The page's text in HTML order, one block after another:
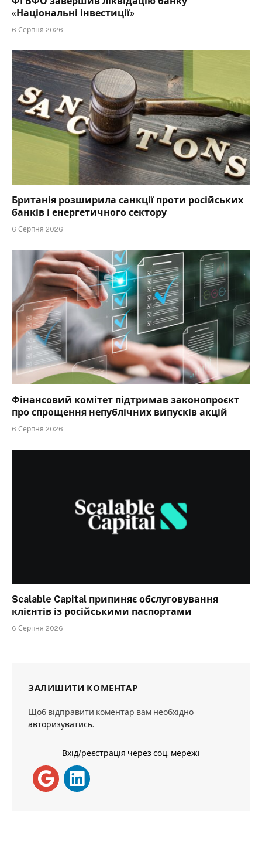
«Національні інвестиції»
6 Серпня 2026
Британія розширила санкції проти російських
банків і енергетичного сектору
6 Серпня 2026
Фінансовий комітет підтримав законопроєкт
про спрощення непублічних випусків акцій
6 Серпня 2026
Scalable Capital припиняє обслуговування
клієнтів із російськими паспортами
6 Серпня 2026
ЗАЛИШИТИ КОМЕНТАР
Щоб відправити коментар вам необхідно
авторизуватись.
Вхід/реєстрація через соц. мережі